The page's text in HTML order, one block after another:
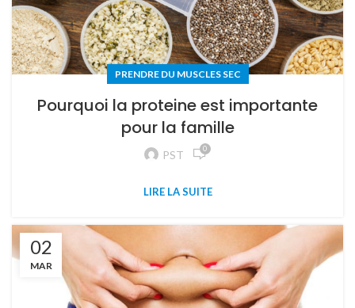
PRENDRE DU MUSCLES SEC
Pourquoi la proteine est importante
pour la famille
PST 0
LIRE LA SUITE
02
MAR